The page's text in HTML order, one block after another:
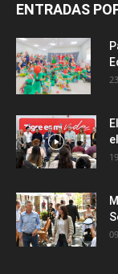
ENTRADAS